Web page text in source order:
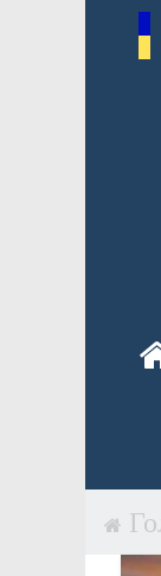
Перейти